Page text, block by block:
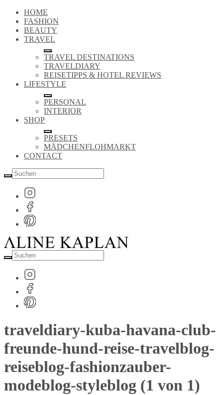
HOME
FASHION
BEAUTY
TRAVEL
TRAVEL DESTINATIONS
TRAVELDIARY
REISETIPPS & HOTEL REVIEWS
LIFESTYLE
PERSONAL
INTERIOR
SHOP
PRESETS
MÄDCHENFLOHMARKT
CONTACT
Suche
nach:
Suche
nach:
traveldiary-kuba-havana-club-
freunde-hund-reise-travelblog-
reiseblog-fashionzauber-
modeblog-styleblog (1 von 1)